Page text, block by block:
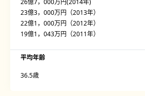
26億7，000万円(2014年)
23億3，000万円（2013年）
22億1，000万円（2012年）
19億1，043万円（2011年）
平均年齢
36.5歳